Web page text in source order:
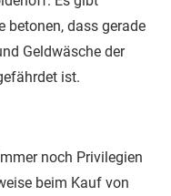
betonen, dass gerade
Geldwäsche der
ist.
noch Privilegien
beim Kauf von